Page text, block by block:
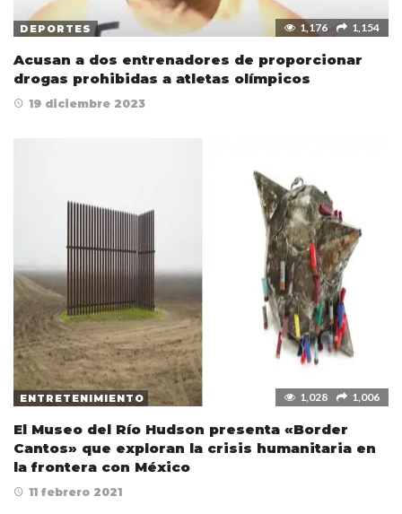
DEPORTES 1,176 1,154
Acusan a dos entrenadores de proporcionar
drogas prohibidas a atletas olímpicos
19 diciembre 2023
ENTRETENIMIENTO 1,028 1,006
El Museo del Río Hudson presenta «Border
Cantos» que exploran la crisis humanitaria en
la frontera con México
11 febrero 2021